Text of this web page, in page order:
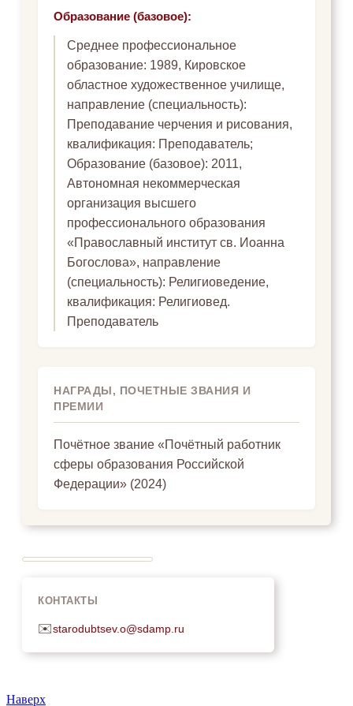
Образование (базовое):
Среднее профессиональное
образование: 1989, Кировское
областное художественное училище,
направление (специальность):
Преподавание черчения и рисования,
квалификация: Преподаватель;
Образование (базовое): 2011,
Автономная некоммерческая
организация высшего
профессионального образования
«Православный институт св. Иоанна
Богослова», направление
(специальность): Религиоведение,
квалификация: Религиовед.
Преподаватель
НАГРАДЫ, ПОЧЕТНЫЕ ЗВАНИЯ И
ПРЕМИИ
Почётное звание «Почётный работник
сферы образования Российской
Федерации» (2024)
КОНТАКТЫ
✉️starodubtsev.o@sdamp.ru
Наверх